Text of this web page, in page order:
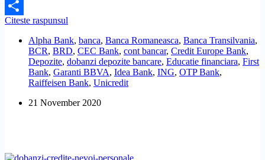
Facebook
Share
Citeste raspunsul
au
cele
mai
bune
dobanzi
depozitele
Alpha Bank, banca, Banca Romaneasca, Banca Transilvania,
BCR, BRD, CEC Bank, cont bancar, Credit Europe Bank,
Depozite, dobanzi depozite bancare, Educatie financiara, First
Bank, Garanti BBVA, Idea Bank, ING, OTP Bank,
Raiffeisen Bank, Unicredit
21 November 2020